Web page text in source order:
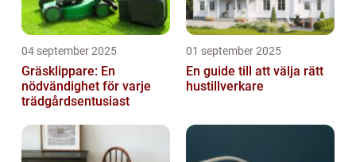
04 september 2025
Gräsklippare: En
nödvändighet för varje
trädgårdsentusiast
01 september 2025
En guide till att välja rätt
hustillverkare